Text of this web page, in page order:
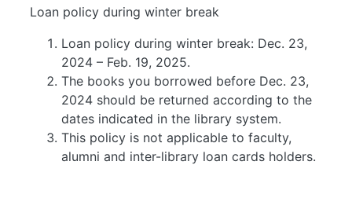
Loan policy during winter break
Loan policy during winter break: Dec. 23,
2024 – Feb. 19, 2025.
The books you borrowed before Dec. 23,
2024 should be returned according to the
dates indicated in the library system.
This policy is not applicable to faculty,
alumni and inter-library loan cards holders.